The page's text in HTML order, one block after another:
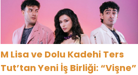
M Lisa ve Dolu Kadehi Ters
Tut’tan Yeni İş Birliği: “Vişne”